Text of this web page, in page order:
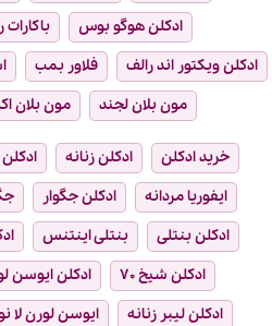
ادکلن هوگو بوس
باکارات
ادکلن ویکتور اند رالف
فلاور بمب
مون بلان لجند
مون بلان
خرید ادکلن ادکلن زنانه
ایفوریا مردانه
ادکلن جگوار
ادکلن بنتلی
بنتلی اینتنس
ادکلن شیخ ۷۰
ادکلن ایوسن
ادکلن لیبر زنانه
ایوسن لورن لا